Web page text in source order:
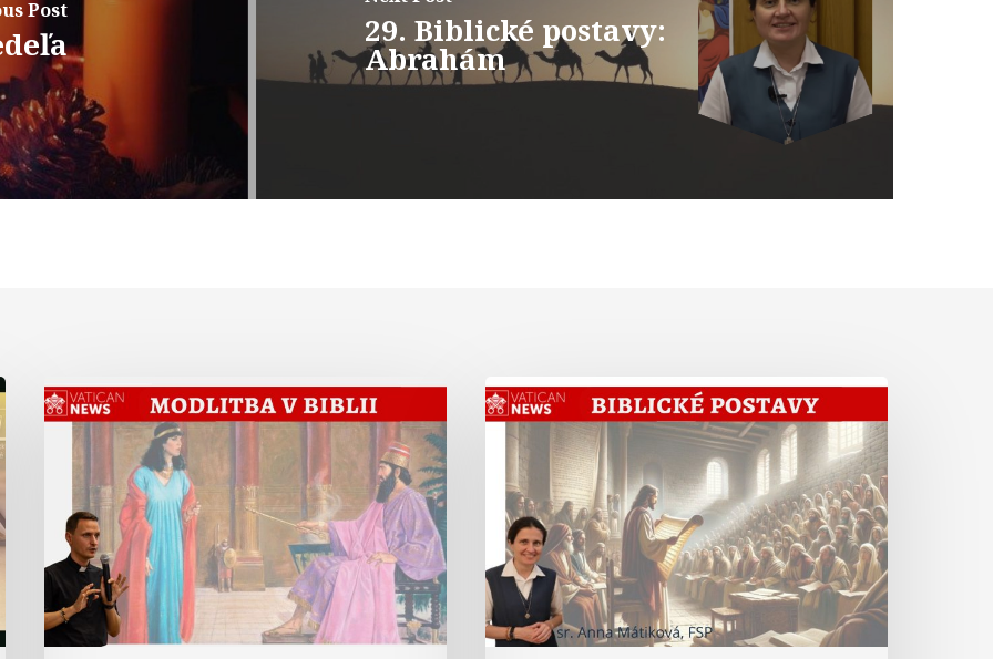
Post 29. Biblické postavy:
Abrahám
Modlitba
kráľovnej
Ester
Abrahám
v
Liste
Hebrejom